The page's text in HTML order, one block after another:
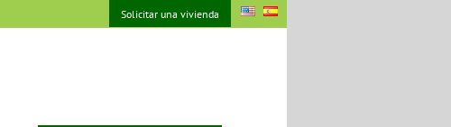
Solicitar una vivienda